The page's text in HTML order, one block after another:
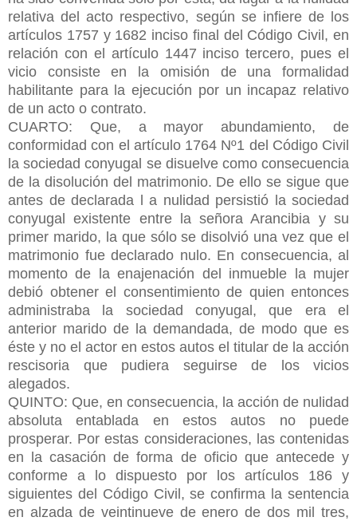
relativa del acto respectivo, según se infiere de los
artículos 1757 y 1682 inciso final del Código Civil, en
relación con el artículo 1447 inciso tercero, pues el
vicio consiste en la omisión de una formalidad
habilitante para la ejecución por un incapaz relativo
de un acto o contrato.
CUARTO: Que, a mayor abundamiento, de
conformidad con el artículo 1764 Nº1 del Código Civil
la sociedad conyugal se disuelve como consecuencia
de la disolución del matrimonio. De ello se sigue que
antes de declarada l a nulidad persistió la sociedad
conyugal existente entre la señora Arancibia y su
primer marido, la que sólo se disolvió una vez que el
matrimonio fue declarado nulo. En consecuencia, al
momento de la enajenación del inmueble la mujer
debió obtener el consentimiento de quien entonces
administraba la sociedad conyugal, que era el
anterior marido de la demandada, de modo que es
éste y no el actor en estos autos el titular de la acción
rescisoria que pudiera seguirse de los vicios
alegados.
QUINTO: Que, en consecuencia, la acción de nulidad
absoluta entablada en estos autos no puede
prosperar. Por estas consideraciones, las contenidas
en la casación de forma de oficio que antecede y
conforme a lo dispuesto por los artículos 186 y
siguientes del Código Civil, se confirma la sentencia
en alzada de veintinueve de enero de dos mil tres,